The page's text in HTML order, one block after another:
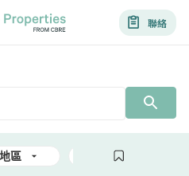
聯絡
地區 面積